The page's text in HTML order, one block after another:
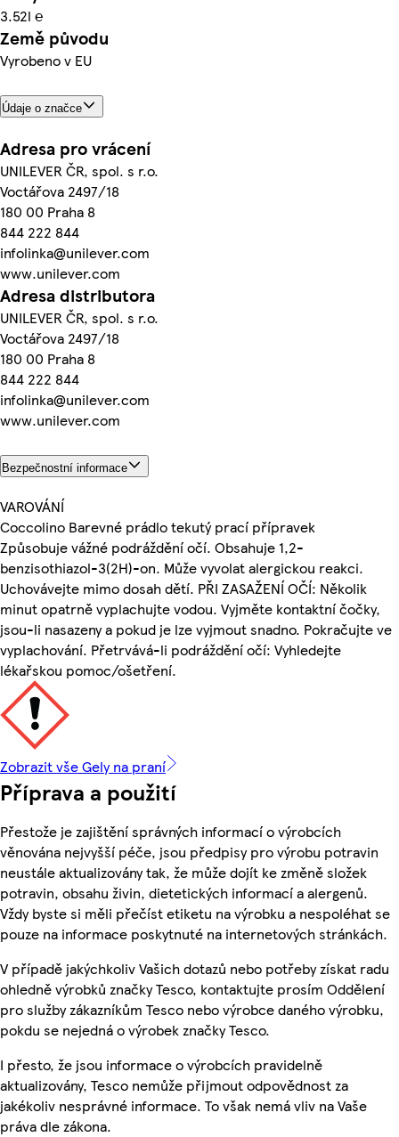
3.52l ℮
Země původu
Vyrobeno v EU
Údaje o značce
Adresa pro vrácení
UNILEVER ČR, spol. s r.o.
Voctářova 2497/18
180 00 Praha 8
844 222 844
infolinka@unilever.com
www.unilever.com
Adresa distributora
UNILEVER ČR, spol. s r.o.
Voctářova 2497/18
180 00 Praha 8
844 222 844
infolinka@unilever.com
www.unilever.com
Bezpečnostní informace
VAROVÁNÍ
Coccolino Barevné prádlo tekutý prací přípravek
Způsobuje vážné podráždění očí. Obsahuje 1,2-
benzisothiazol-3(2H)-on. Může vyvolat alergickou reakci.
Uchovávejte mimo dosah dětí. PŘI ZASAŽENÍ OČÍ: Několik
minut opatrně vyplachujte vodou. Vyjměte kontaktní čočky,
jsou-li nasazeny a pokud je lze vyjmout snadno. Pokračujte ve
vyplachování. Přetrvává-li podráždění očí: Vyhledejte
lékařskou pomoc/ošetření.
Zobrazit vše Gely na praní
Příprava a použití
Přestože je zajištění správných informací o výrobcích
věnována nejvyšší péče, jsou předpisy pro výrobu potravin
neustále aktualizovány tak, že může dojít ke změně složek
potravin, obsahu živin, dietetických informací a alergenů.
Vždy byste si měli přečíst etiketu na výrobku a nespoléhat se
pouze na informace poskytnuté na internetových stránkách.
V případě jakýchkoliv Vašich dotazů nebo potřeby získat radu
ohledně výrobků značky Tesco, kontaktujte prosím Oddělení
pro služby zákazníkům Tesco nebo výrobce daného výrobku,
pokdu se nejedná o výrobek značky Tesco.
I přesto, že jsou informace o výrobcích pravidelně
aktualizovány, Tesco nemůže přijmout odpovědnost za
jakékoliv nesprávné informace. To však nemá vliv na Vaše
práva dle zákona.